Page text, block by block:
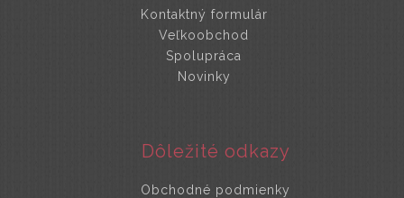
Kontaktný formulár
Veľkoobchod
Spolupráca
Novinky
Dôležité odkazy
Obchodné podmienky